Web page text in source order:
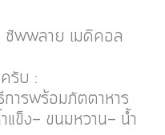
พพลาย เมดิคอล
รับ :
ารพร้อมภัตตาหาร
แข็ง- ขนมหวาน- น้ำ